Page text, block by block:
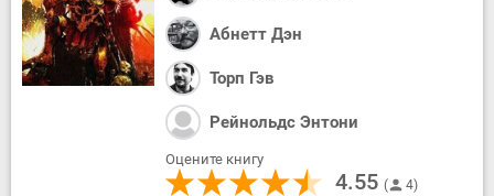
Абнетт Дэн
Торп Гэв
Рейнольдс Энтони
Оцените книгу
4.55 4